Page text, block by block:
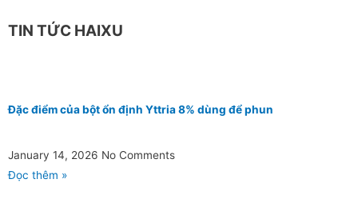
TIN TỨC HAIXU
Đặc điểm của bột ổn định Yttria 8% dùng để phun
January 14, 2026 No Comments
Đọc thêm »